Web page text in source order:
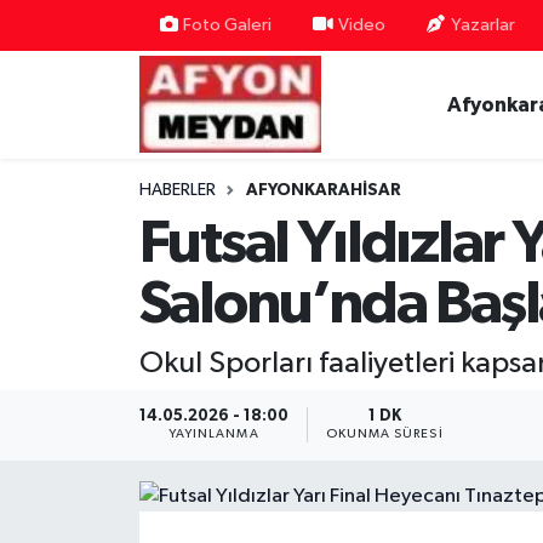
Foto Galeri Video Yazarlar
HABERLER AFYONKARAHISAR
Futsal Yıldızlar
Salonu’nda
Okul Sporları faaliyetleri
14.05.2026 - 18:00
YAYINLANMA
1 DK
OKUNMA SÜRESI
Nöbetçi Eczaneler
Hava Durumu
Süper Lig Puan Durumu ve Fikstür